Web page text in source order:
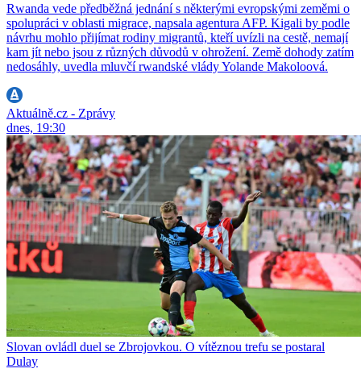
Rwanda vede předběžná jednání s některými evropskými zeměmi o
spolupráci v oblasti migrace, napsala agentura AFP. Kigali by podle
návrhu mohlo přijímat rodiny migrantů, kteří uvízli na cestě, nemají
kam jít nebo jsou z různých důvodů v ohrožení. Země dohody zatím
nedosáhly, uvedla mluvčí rwandské vlády Yolande Makoloová.
Aktuálně.cz - Zprávy
dnes, 19:30
Slovan ovládl duel se Zbrojovkou. O vítěznou trefu se postaral
Dulay